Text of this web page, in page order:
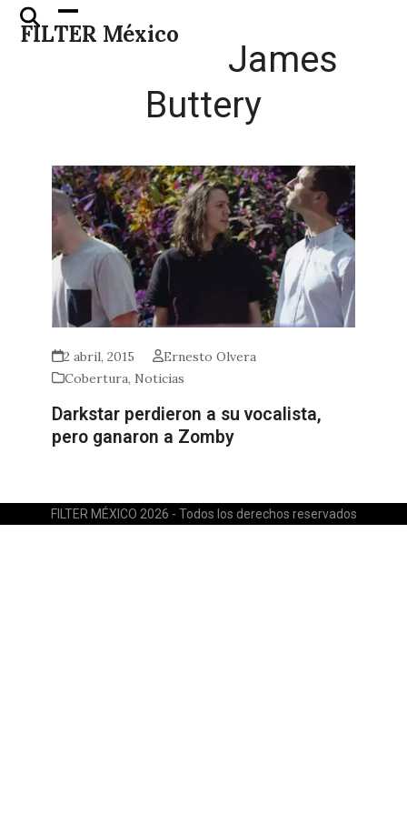
Skip
FILTER México
Open
mobile
Close
mobile
James
Buttery
2 abril, 2015
Ernesto Olvera
Cobertura, Noticias
Darkstar perdieron a su vocalista,
pero ganaron a Zomby
FILTER MÉXICO 2026 - Todos los derechos reservados